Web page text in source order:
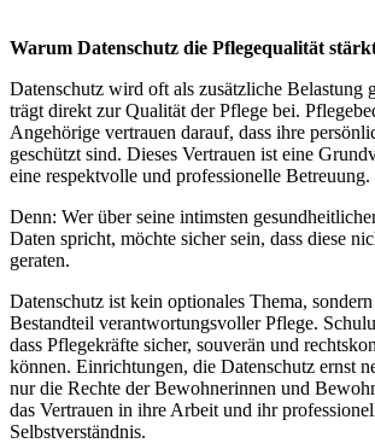
Warum Datenschutz die Pflegequalität
Datenschutz wird oft als zusätzliche Belastung
trägt direkt zur Qualität der Pflege bei.
Angehörige vertrauen darauf, dass ihre
geschützt sind. Dieses Vertrauen ist eine
eine respektvolle und professionelle Betreuung.
Denn: Wer über seine intimsten
Daten spricht, möchte sicher sein, dass diese
geraten.
Datenschutz ist kein optionales Thema,
Bestandteil verantwortungsvoller Pflege.
dass Pflegekräfte sicher, souverän und
können. Einrichtungen, die Datenschutz ernst
nur die Rechte der Bewohnerinnen und
das Vertrauen in ihre Arbeit und ihr
Selbstverständnis.